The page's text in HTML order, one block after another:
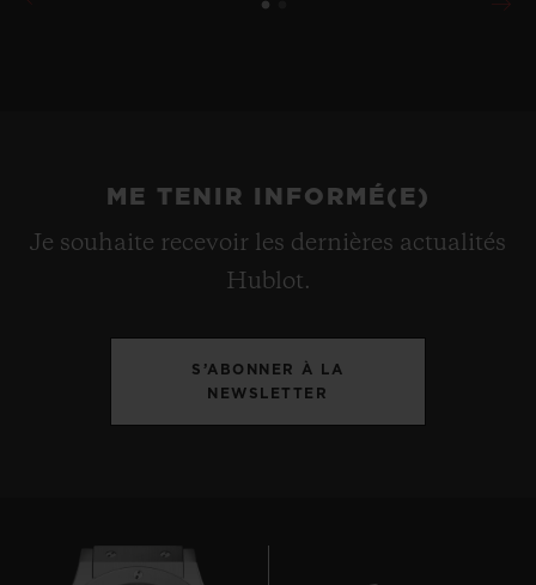
ME TENIR INFORMÉ(E)
Je souhaite recevoir les dernières actualités
Hublot.
S’ABONNER À LA
NEWSLETTER